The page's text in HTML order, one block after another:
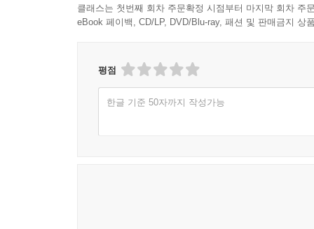
클래스는 첫번째 회차 주문확정 시점부터 마지막 회차 주
eBook 페이백, CD/LP, DVD/Blu-ray, 패션 및 판매금지 상
평점
한글 기준 50자까지 작성가능